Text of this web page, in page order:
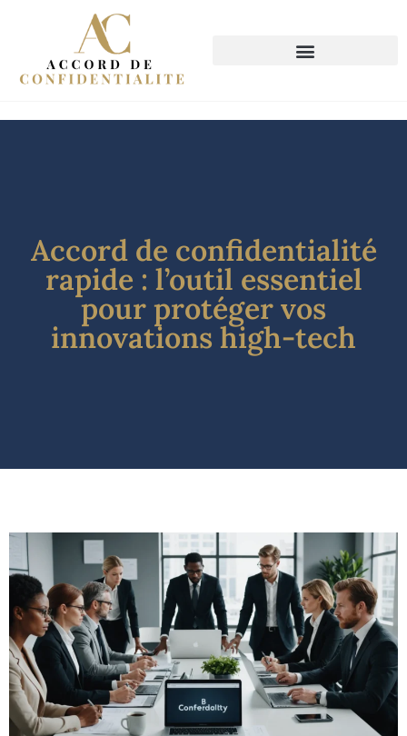
Accord de confidentialité
rapide : l’outil essentiel
pour protéger vos
innovations high-tech